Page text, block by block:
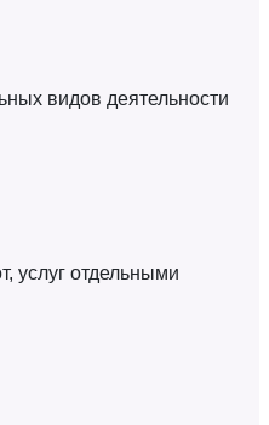
видов деятельности
услуг отдельными